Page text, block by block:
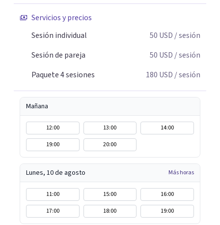
Servicios y precios
Sesión individual
50 USD / sesión
Sesión de pareja
50 USD / sesión
Paquete 4 sesiones
180 USD / sesión
Mañana
12:00 13:00
14:00
19:00
20:00
Lunes, 10 de agosto Más horas
11:00 15:00
16:00
17:00
18:00 19:00